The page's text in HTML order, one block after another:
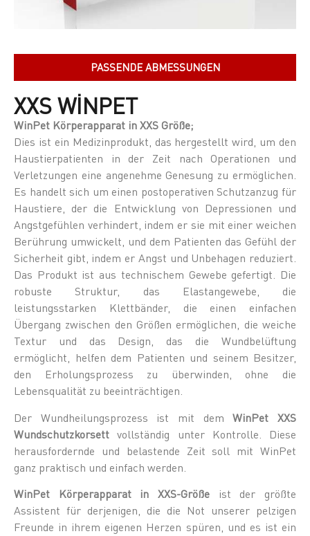
PASSENDE ABMESSUNGEN
XXS WİNPET
WinPet Körperapparat in XXS Größe;
Dies ist ein Medizinprodukt, das hergestellt wird, um den
Haustierpatienten in der Zeit nach Operationen und
Verletzungen eine angenehme Genesung zu ermöglichen.
Es handelt sich um einen postoperativen Schutzanzug für
Haustiere, der die Entwicklung von Depressionen und
Angstgefühlen verhindert, indem er sie mit einer weichen
Berührung umwickelt, und dem Patienten das Gefühl der
Sicherheit gibt, indem er Angst und Unbehagen reduziert.
Das Produkt ist aus technischem Gewebe gefertigt. Die
robuste Struktur, das Elastangewebe, die
leistungsstarken Klettbänder, die einen einfachen
Übergang zwischen den Größen ermöglichen, die weiche
Textur und das Design, das die Wundbelüftung
ermöglicht, helfen dem Patienten und seinem Besitzer,
den Erholungsprozess zu überwinden, ohne die
Lebensqualität zu beeinträchtigen.
Der Wundheilungsprozess ist mit dem WinPet XXS
Wundschutzkorsettvollständig unter Kontrolle. Diese
herausfordernde und belastende Zeit soll mit WinPet
ganz praktisch und einfach werden.
WinPet Körperapparat in XXS-Größe
ist der größte
Assistent für derjenigen, die die Not unserer pelzigen
Freunde in ihrem eigenen Herzen spüren, und es ist ein